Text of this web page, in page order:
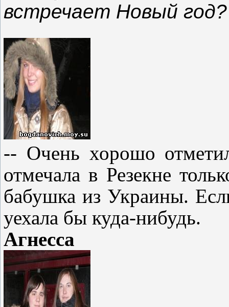
встречает Новый год?
-- Очень хорошо
отмечала в Резекне
бабушка из Украины.
уехала бы куда-нибудь.
Агнесса